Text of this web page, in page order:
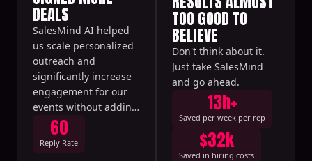
DEALS
SalesMind AI helped
us scale personalized
outreach and
significantly increase
engagement for our
events without adding
headcount.
60
Reply Rate
TOO GOOD TO
BELIEVE
Don't think about it.
Just take SalesMind
and go ahead.
13h+
Saved per week per rep
$32k
Saved in hiring costs